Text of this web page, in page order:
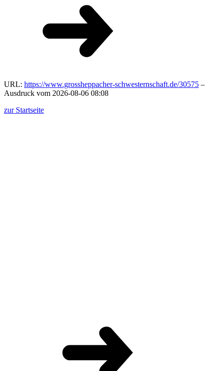
URL: https://www.grossheppacher-schwesternschaft.de/30575 –
Ausdruck vom 2026-08-06 08:08
zur Startseite